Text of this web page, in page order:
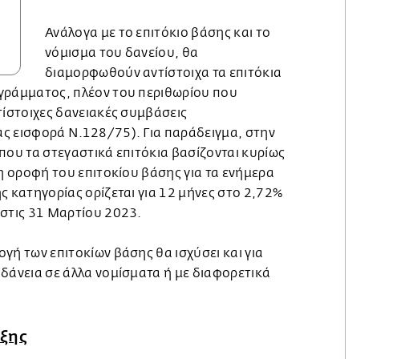
Ανάλογα με το επιτόκιο βάσης και το
νόμισμα του δανείου, θα
διαμορφωθούν αντίστοιχα τα επιτόκια
πλέον του περιθωρίου που
δανειακές συμβάσεις
εισφορά Ν.128/75). Για παράδειγμα, στην
τα στεγαστικά επιτόκια βασίζονται κυρίως
του επιτοκίου βάσης για τα ενήμερα
κατηγορίας ορίζεται για 12 μήνες στο 2,72%
31 Μαρτίου 2023.
των επιτοκίων βάσης θα ισχύσει και για
σε άλλα νομίσματα ή με διαφορετικά